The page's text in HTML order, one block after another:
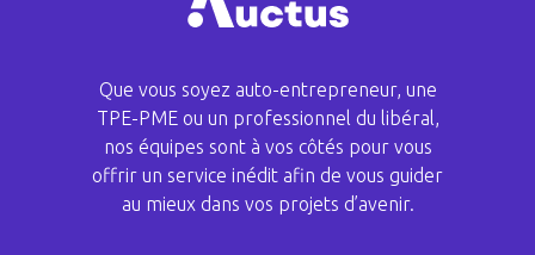
Que vous soyez auto-entrepreneur, une
TPE-PME ou un professionnel du libéral,
nos équipes sont à vos côtés pour vous
offrir un service inédit afin de vous guider
au mieux dans vos projets d’avenir.